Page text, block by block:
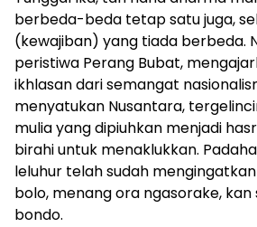
berbeda-beda tetap satu juga,
(kewajiban) yang tiada berbeda.
peristiwa Perang Bubat,
ikhlasan dari semangat
menyatukan Nusantara,
mulia yang dipiuhkan menjadi
birahi untuk menaklukkan.
leluhur telah sudah
bolo, menang ora ngasorake, kan
bondo.